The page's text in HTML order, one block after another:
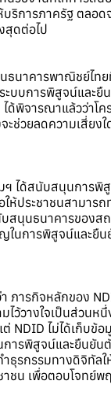
ริการภาครัฐ ตล
สุดต่อไป
นาคารพาณิชย์ไทย
บบการพิสูจน์และ
พิจารณาแล้วว่าโ
ยลดความเสี่ยงใ
ฯ ได้สนับสนุนการ
ประชาชนสามาร
สนุนธนาคารของ
ในการพิสูจน์และ
า ภารกิจหลักของ
ว้วางใจเป็นส่วน
ไม่ได้เก็บข้
ารพิสูจน์และยืนยั
กรรมทางดิจิทัล
ชน เพื่อตอบโจทย์พ